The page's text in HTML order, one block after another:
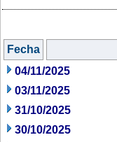
Fecha
04/11/2025
03/11/2025
31/10/2025
30/10/2025